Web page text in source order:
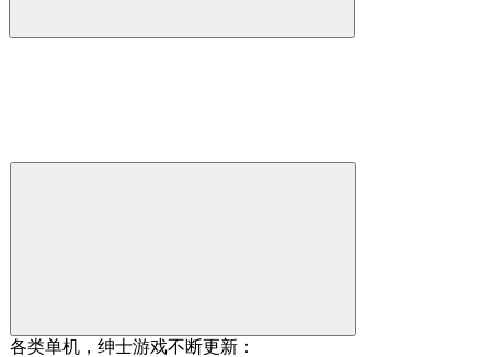
各类单机，绅士游戏不断更新：